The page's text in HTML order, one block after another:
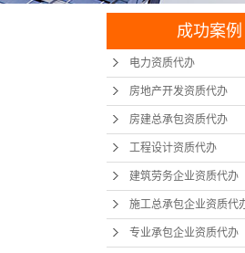
成功案例
电力资质代办
房地产开发资质代办
房建总承包资质代办
工程设计资质代办
建筑劳务企业资质代办
施工总承包企业资质代
专业承包企业资质代办